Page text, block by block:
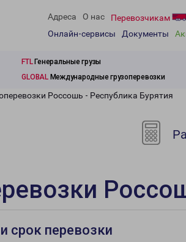
Адреса О нас Перевозчикам
Онлайн-сервисы
Документы
FTLГенеральные грузы
GLOBALМеждународные грузоперевозки
Россошь - Республика Бурятия
срок перевозки